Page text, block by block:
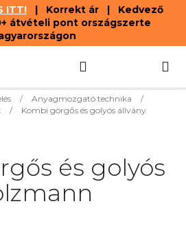
ITT!| Korrekt ár | Kedvező
átvételi pont országszerte
KOSÁR
/ Anyagmozgató technika
/
/
Kombi görgős és golyós állvány
és golyós